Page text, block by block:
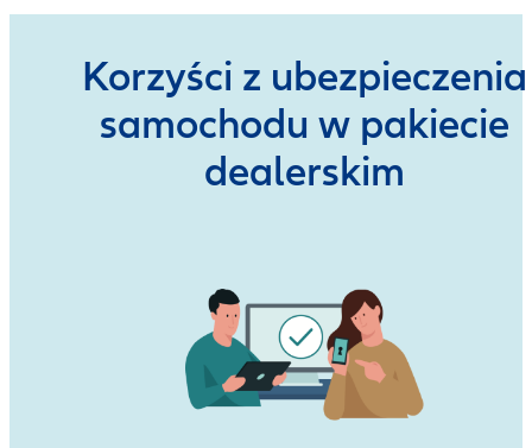
Korzyści z ubezpieczenia
samochodu w pakiecie
dealerskim